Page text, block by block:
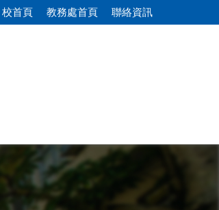
校首頁 教務處首頁 聯絡資訊